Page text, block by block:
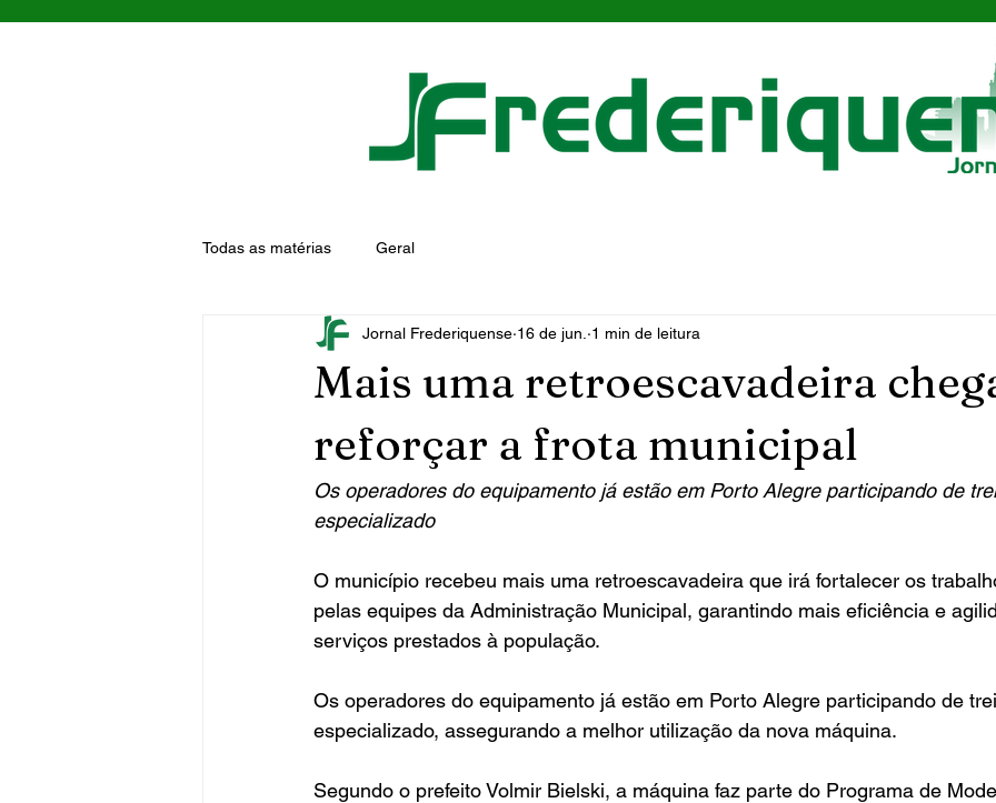
Todas as matérias Geral
Mais uma retroescavadeira
reforçar a frota municipal
Jornal Frederiquense 16 de jun. 1 min de leitura
Os operadores do equipamento já estão em Porto Alegre participando de
especializado
O município recebeu mais uma retroescavadeira que irá fortalecer os
pelas equipes da Administração Municipal, garantindo mais eficiência e
serviços prestados à população.
Os operadores do equipamento já estão em Porto Alegre participando de
especializado, assegurando a melhor utilização da nova máquina.
Segundo o prefeito Volmir Bielski, a máquina faz parte do Programa de